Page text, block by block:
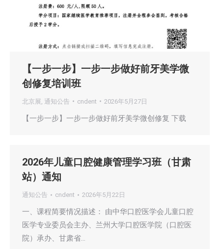
【一步一步】一步一步做好前牙美学微
创修复培训班
北京展 通知公告 cndent 2026年5月27日
【一步一步】一步一步做好前牙美学微创修复 下载
2026年儿童口腔健康管理学习班（甘肃
站）通知
通知公告 cndent 2026年5月22日
一、课程简要情况描述： 由中华口腔医学会儿童口腔
医学专业委员会主办、兰州大学口腔医学院（口腔医
院）承办、甘肃省…